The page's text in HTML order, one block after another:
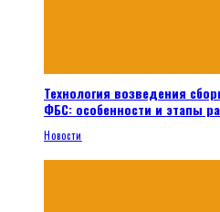
Технология возведения
ФБС: особенности и этапы
Новости